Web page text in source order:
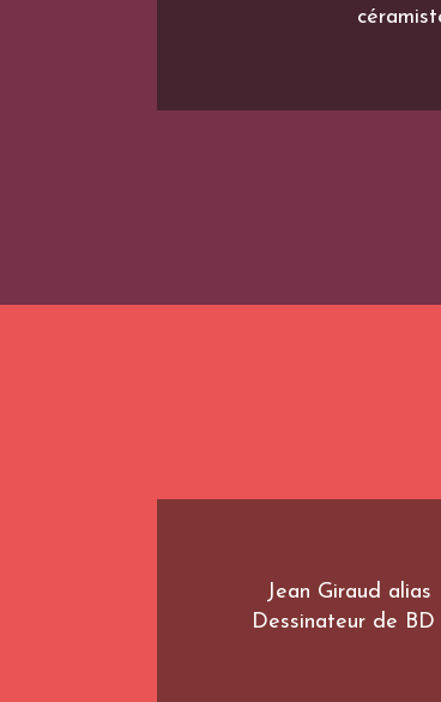
Jean Giraud alias
Dessinateur de BD